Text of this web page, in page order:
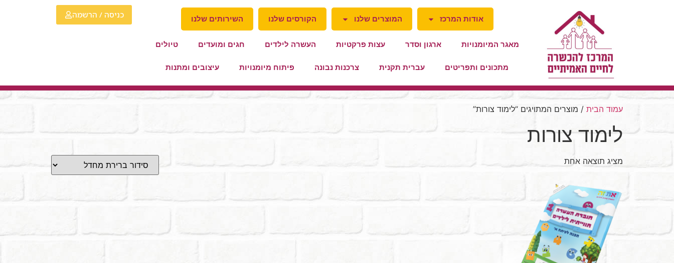
אודות המרכז המוצרים שלנו הקורסים שלנו השירותים שלנו
מאגר המיומנויות ארגון וסדר עצות פרקטיות העשרה לילדים חגים ומועדים טיולים
מתכונים ותפריטים עברית תקנית צרכנות נבונה פיתוח מיומנויות עיצובים ומתנות
כניסה / הרשמה
עמוד הבית / מוצרים המתויגים “לימוד צורות”
לימוד צורות
מציג תוצאה אחת